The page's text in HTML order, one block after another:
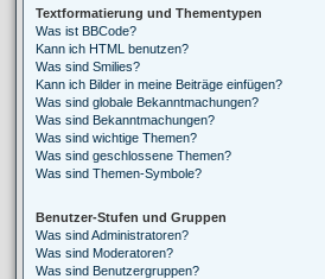
Textformatierung und Thementypen
Was ist BBCode?
Kann ich HTML benutzen?
Was sind Smilies?
Kann ich Bilder in meine Beiträge einfügen?
Was sind globale Bekanntmachungen?
Was sind Bekanntmachungen?
Was sind wichtige Themen?
Was sind geschlossene Themen?
Was sind Themen-Symbole?
Benutzer-Stufen und Gruppen
Was sind Administratoren?
Was sind Moderatoren?
Was sind Benutzergruppen?